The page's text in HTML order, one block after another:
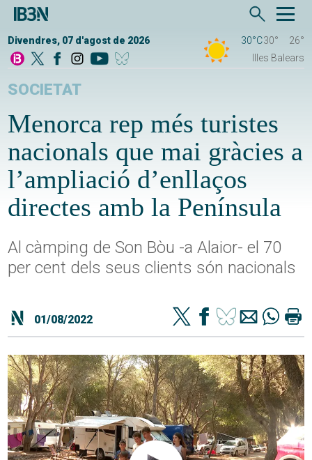
Divendres, 07 d'agost de 2026 30°C30°
26°
Illes Balears
SOCIETAT
Menorca rep més turistes
nacionals que mai gràcies a
l’ampliació d’enllaços
directes amb la Península
Al càmping de Son Bòu -a Alaior- el 70
per cent dels seus clients són nacionals
01/08/2022